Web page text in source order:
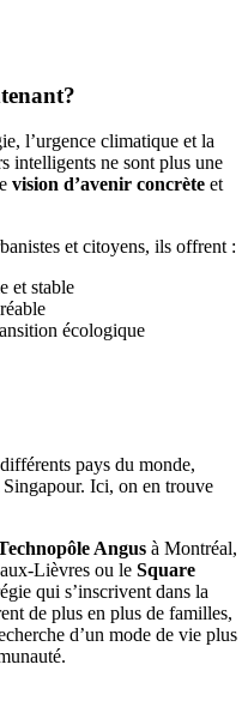
l’urgence climatique et la
intelligents ne sont plus une
vision d’avenir concrète et
et citoyens, ils offrent :
et stable
écologique
pays du monde,
Ici, on en trouve
Angus à Montréal,
Lièvres ou le Square
qui s’inscrivent dans la
de plus en plus de familles,
d’un mode de vie plus